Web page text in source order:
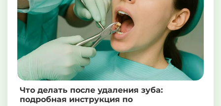
Что делать после удаления зуба:
подробная инструкция по